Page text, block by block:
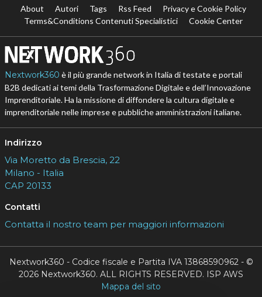
About Autori Tags Rss Feed
Privacy e Cookie Policy
Terms&Conditions Contenuti Specialistici
Cookie Center
Nextwork360 è il più grande network in Italia di testate e portali
B2B dedicati ai temi della Trasformazione Digitale e dell’Innovazione
Imprenditoriale. Ha la missione di diffondere la cultura digitale e
imprenditoriale nelle imprese e pubbliche amministrazioni italiane.
Indirizzo
Via Moretto da Brescia, 22
Milano - Italia
CAP 20133
Contatti
Contatta il nostro team per maggiori informazioni
Nextwork360 - Codice fiscale e Partita IVA 13868590962 - ©
2026 Nextwork360. ALL RIGHTS RESERVED. ISP AWS
Mappa del sito